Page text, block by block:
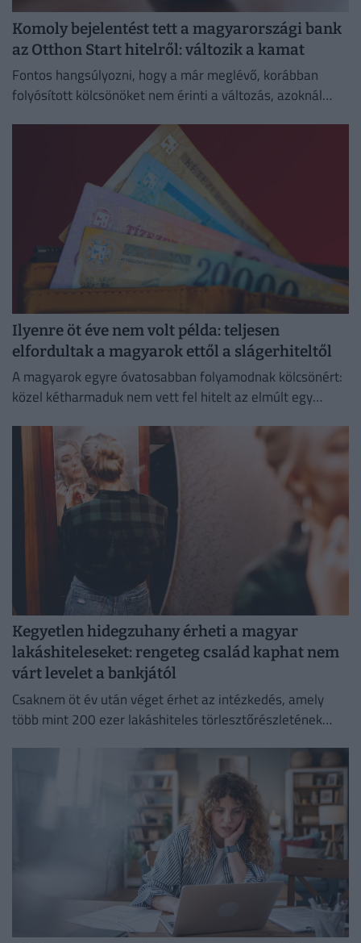
Komoly bejelentést tett a magyarországi bank
az Otthon Start hitelről: változik a kamat
Fontos hangsúlyozni, hogy a már meglévő, korábban
folyósított kölcsönöket nem érinti a változás, azoknál
Ilyenre öt éve nem volt példa: teljesen
elfordultak a magyarok ettől a slágerhiteltől
A magyarok egyre óvatosabban folyamodnak kölcsönért:
közel kétharmaduk nem vett fel hitelt az elmúlt egy
Kegyetlen hidegzuhany érheti a magyar
lakáshiteleseket: rengeteg család kaphat nem
várt levelet a bankjától
Csaknem öt év után véget érhet az intézkedés, amely
több mint 200 ezer lakáshiteles törlesztőrészletének